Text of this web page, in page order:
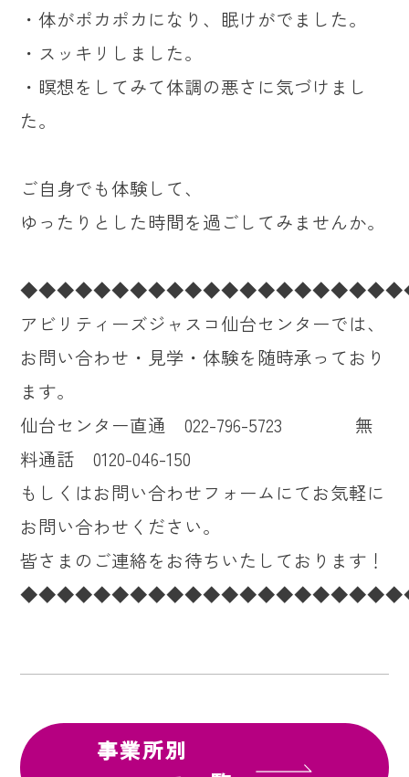
・体がポカポカになり、眠けがでました。
・スッキリしました。
・瞑想をしてみて体調の悪さに気づけまし
た。
ご自身でも体験して、
ゆったりとした時間を過ごしてみませんか。
アビリティーズジャスコ仙台センターでは、
お問い合わせ・見学・体験を随時承っており
ます。
仙台センター直通 022-796-5723 無
料通話 0120-046-150
もしくはお問い合わせフォームにてお気軽に
お問い合わせください。
皆さまのご連絡をお待ちいたしております！
事業所別